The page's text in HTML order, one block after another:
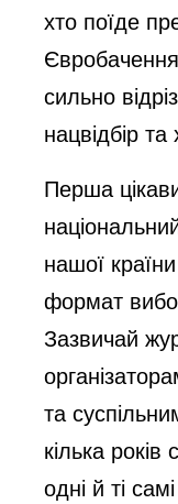
хто поїде
сильно
нацвідбір
Перша
нашої
формат
Зазвичай
та
кілька років
одні й ті